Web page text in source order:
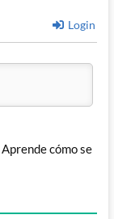
Login
Aprende cómo se